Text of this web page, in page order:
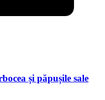
și păpușile sale